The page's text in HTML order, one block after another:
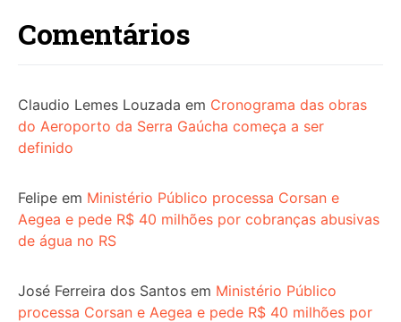
Comentários
Claudio Lemes Louzada em Cronograma das obras
do Aeroporto da Serra Gaúcha começa a ser
definido
Felipe em Ministério Público processa Corsan e
Aegea e pede R$ 40 milhões por cobranças abusivas
de água no RS
José Ferreira dos Santos em Ministério Público
processa Corsan e Aegea e pede R$ 40 milhões por